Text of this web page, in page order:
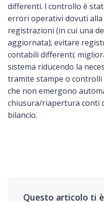
differenti. l controllo è
errori operativi dovuti alla
registrazioni (in cui una
aggiornata); evitare
contabili differenti;
sistema riducendo la
tramite stampe o controlli
che non emergono
chiusura/riapertura conti
bilancio.
Questo articolo ti